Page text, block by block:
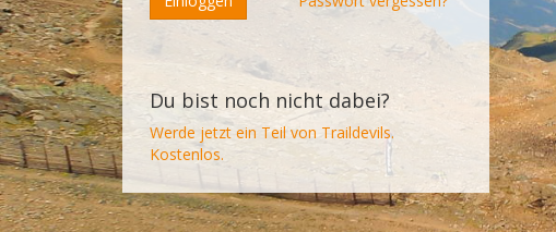
Du bist noch nicht dabei?
Werde jetzt ein Teil von Traildevils.
Kostenlos.